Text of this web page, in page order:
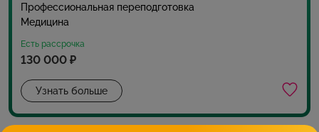
Профессиональная переподготовка
Медицина
Есть рассрочка
130 000 ₽
Узнать больше